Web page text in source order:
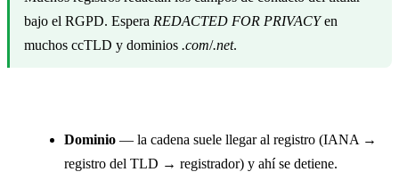
bajo el RGPD. Espera REDACTED FOR PRIVACYen
muchos ccTLD y dominios .com/.net.
Dominio — la cadena suele llegar al registro (IANA →
registro del TLD → registrador) y ahí se detiene.